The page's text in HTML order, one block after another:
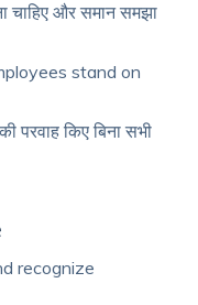
चाहिए और समान समझा
stand on
किए बिना सभी
recognize